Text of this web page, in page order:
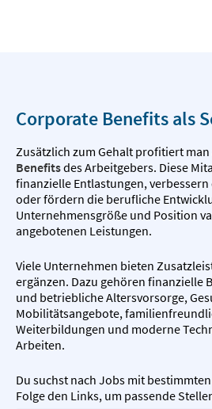
Corporate Benefits als
Zusätzlich zum Gehalt profitiert man
Benefitsdes Arbeitgebers. Diese
finanzielle Entlastungen,
oder fördern die berufliche
Unternehmensgröße und Position
angebotenen Leistungen.
Viele Unternehmen bieten
ergänzen. Dazu gehören finanzielle
und betriebliche Altersvorsorge,
Mobilitätsangebote,
Weiterbildungen und moderne
Arbeiten.
Du suchst nach Jobs mit
Folge den Links, um passende